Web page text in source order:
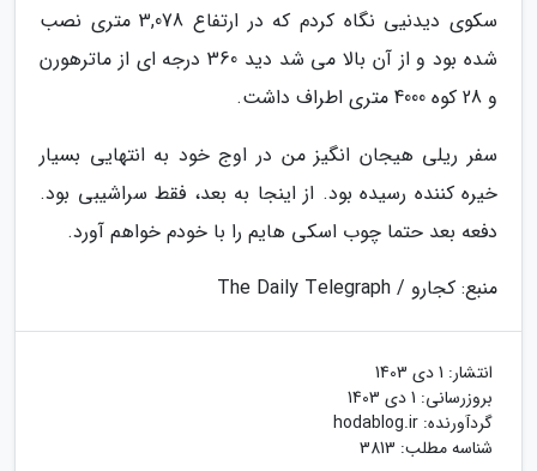
سکوی دیدنیی نگاه کردم که در ارتفاع 3,078 متری نصب
شده بود و از آن بالا می شد دید 360 درجه ای از ماترهورن
و 28 کوه 4000 متری اطراف داشت.
سفر ریلی هیجان انگیز من در اوج خود به انتهایی بسیار
خیره کننده رسیده بود. از اینجا به بعد، فقط سراشیبی بود.
دفعه بعد حتما چوب اسکی هایم را با خودم خواهم آورد.
منبع: کجارو / The Daily Telegraph
انتشار: 1 دی 1403
بروزرسانی: 1 دی 1403
گردآورنده: hodablog.ir
شناسه مطلب: 3813